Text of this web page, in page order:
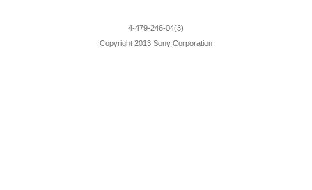
4-479-246-04(3)
Copyright 2013 Sony Corporation